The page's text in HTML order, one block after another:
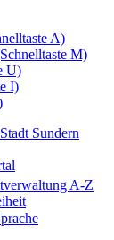
A)
M)
U)
I)
A-Z